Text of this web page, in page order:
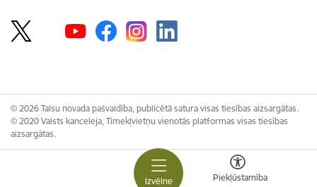
Izvēlne Piekļūstamība
© 2026 Talsu novada pašvaldība, publicētā satura visas tiesības aizsargātas.
© 2020 Valsts kanceleja, Tīmekļvietņu vienotās platformas visas tiesības
aizsargātas.